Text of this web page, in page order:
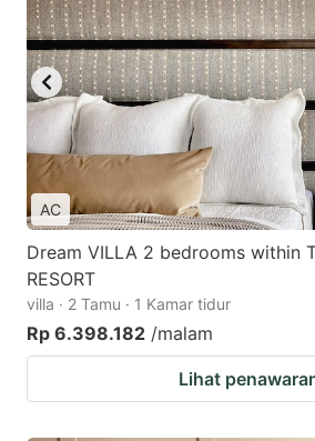
AC
Dream VILLA 2 bedrooms within
RESORT
villa · 2 Tamu · 1 Kamar tidur
Rp 6.398.182 /malam
Lihat